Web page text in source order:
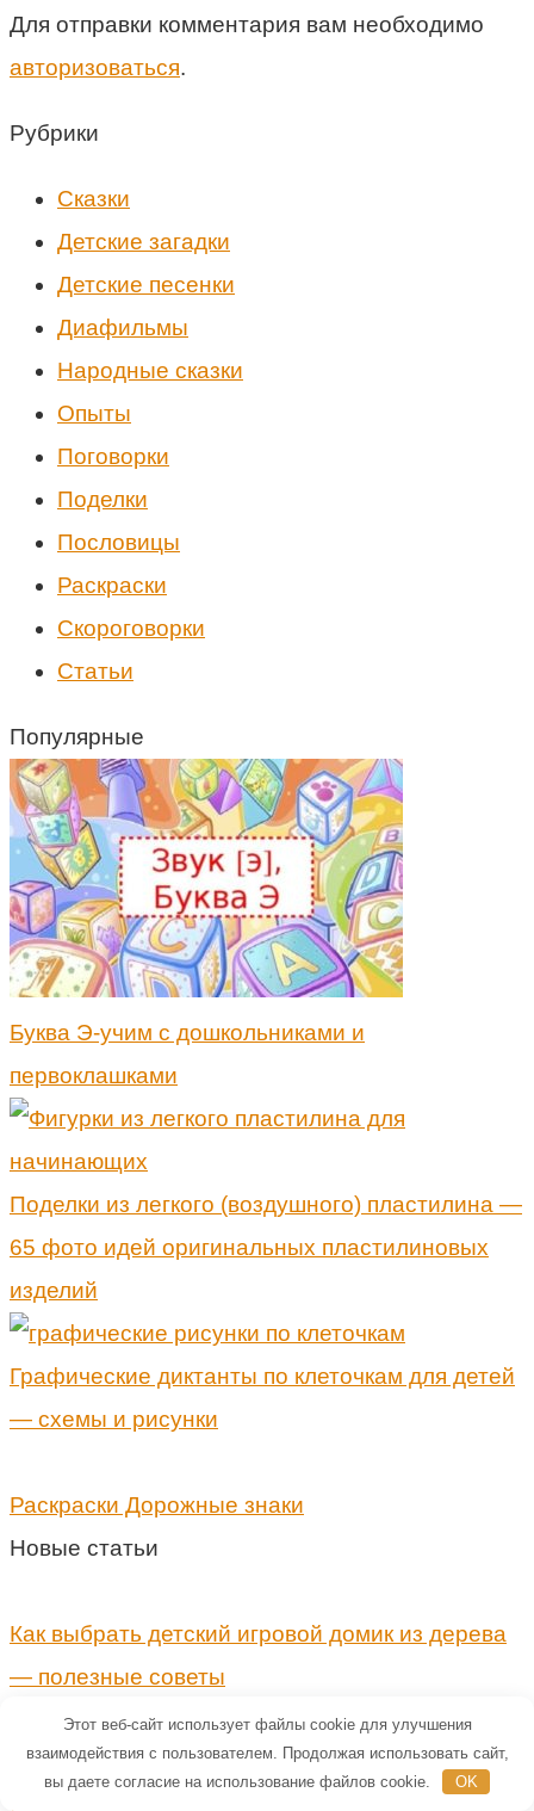
Для отправки комментария вам необходимо
авторизоваться.
Рубрики
Cказки
Детские загадки
Детские песенки
Диафильмы
Народные сказки
Опыты
Поговорки
Поделки
Пословицы
Раскраски
Скороговорки
Статьи
Популярные
Буква Э-учим с дошкольниками и
первоклашками
Поделки из легкого (воздушного) пластилина —
65 фото идей оригинальных пластилиновых
изделий
Графические диктанты по клеточкам для детей
— схемы и рисунки
Раскраски Дорожные знаки
Новые статьи
Как выбрать детский игровой домик из дерева
— полезные советы
Полный план подготовки к ЕГЭ по английскому
языку
Этот веб-сайт использует файлы cookie для улучшения
взаимодействия с пользователем. Продолжая использовать сайт,
вы даете согласие на использование файлов cookie.
OK